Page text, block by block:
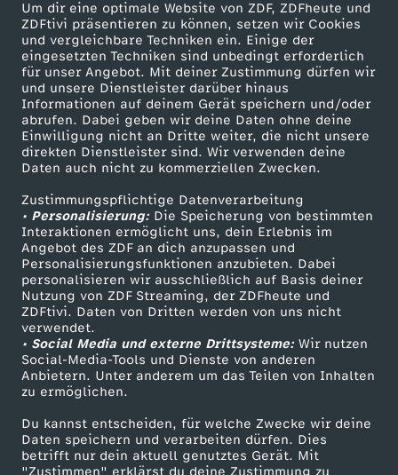
Um dir eine optimale Website von ZDF, ZDFheute und
ZDFtivi präsentieren zu können, setzen wir Cookies
und vergleichbare Techniken ein. Einige der
eingesetzten Techniken sind unbedingt erforderlich
für unser Angebot. Mit deiner Zustimmung dürfen wir
und unsere Dienstleister darüber hinaus
Informationen auf deinem Gerät speichern und/oder
abrufen. Dabei geben wir deine Daten ohne deine
Einwilligung nicht an Dritte weiter, die nicht unsere
direkten Dienstleister sind. Wir verwenden deine
Daten auch nicht zu kommerziellen Zwecken.
Zustimmungspflichtige Datenverarbeitung
• Personalisierung:Die Speicherung von bestimmten
Interaktionen ermöglicht uns, dein Erlebnis im
Angebot des ZDF an dich anzupassen und
Personalisierungsfunktionen anzubieten. Dabei
personalisieren wir ausschließlich auf Basis deiner
Nutzung von ZDF Streaming, der ZDFheute und
ZDFtivi. Daten von Dritten werden von uns nicht
verwendet.
• Social Media und externe Drittsysteme:Wir nutzen
Social-Media-Tools und Dienste von anderen
Anbietern. Unter anderem um das Teilen von Inhalten
zu ermöglichen.
Du kannst entscheiden, für welche Zwecke wir deine
Daten speichern und verarbeiten dürfen. Dies
betrifft nur dein aktuell genutztes Gerät. Mit
"Zustimmen" erklärst du deine Zustimmung zu
:
Z
u
k
u
n
f
t
i
s
t
Mehr ZDF
ZDF-Apps
Smart TV
ZDFtext
Livestreams
Sendungen A-Z
TV-Programm
Service
ZDFmitreden
Kontakt zum ZDF
Tickets
Zuschauerservice
Hilfe
ZDF Unternehmen
Karriere
ZDF goes Schule
Werbefernsehen